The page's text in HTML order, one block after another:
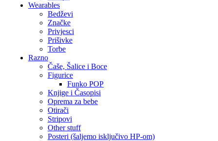
Wearables
Bedževi
Značke
Privjesci
Prišivke
Torbe
Razno
Čaše, Šalice i Boce
Figurice
Funko POP
Knjige i Časopisi
Oprema za bebe
Otirači
Stripovi
Other stuff
Posteri (šaljemo isključivo HP-om)